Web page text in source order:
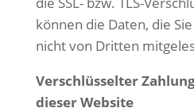
können die Daten, die
nicht von Dritten
Verschlüsselter
dieser Website